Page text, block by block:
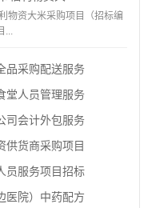
物资大米采购项目（招标编
...
品采购配送服务
堂人员管理服务
司会计外包服务
供货商采购项目
员服务项目招标
医院）中药配方